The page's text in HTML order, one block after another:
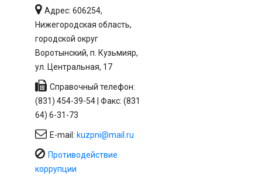
Адрес: 606254,
Нижегородская область,
городской округ
Воротынский, п. Кузьмияр,
ул. Центральная, 17
Справочный телефон:
(831) 454-39-54 | Факс: (831
64) 6-31-73
E-mail: kuzpni@mail.ru
Противодействие
коррупции